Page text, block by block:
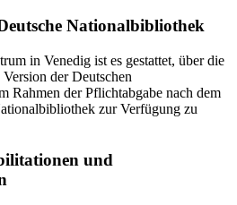
Nationalbibliothek
in Venedig ist es gestattet, über die
der Deutschen
der Pflichtabgabe nach dem
zur Verfügung zu
und